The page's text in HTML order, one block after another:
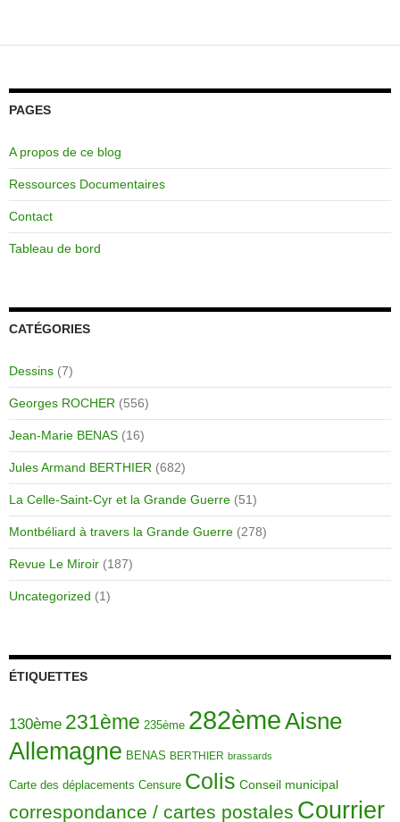
articles
PAGES
A propos de ce blog
Ressources Documentaires
Contact
Tableau de bord
CATÉGORIES
Dessins (7)
Georges ROCHER (556)
Jean-Marie BENAS (16)
Jules Armand BERTHIER (682)
La Celle-Saint-Cyr et la Grande Guerre (51)
Montbéliard à travers la Grande Guerre (278)
Revue Le Miroir (187)
Uncategorized (1)
ÉTIQUETTES
130ème 231ème 235ème 282èmeAisne
Allemagne BENAS BERTHIER brassards
Carte des déplacements Censure Colis Conseil municipal
correspondance / cartes postales Courrier